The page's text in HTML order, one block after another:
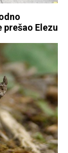
prešao Elezu